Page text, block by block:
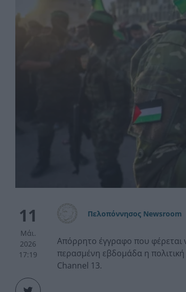
11
Μάι.
2026
17:19
Πελοπόννησος Newsroom
Απόρρητο έγγραφο που φέρεται
περασμένη εβδομάδα η
Channel 13.